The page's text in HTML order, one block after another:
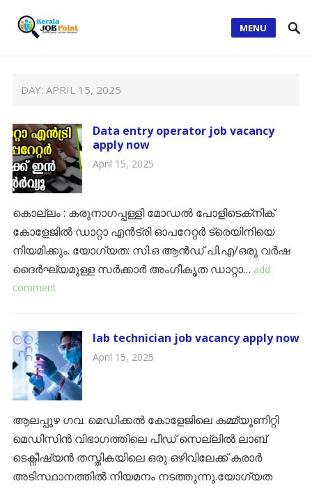
MENU
DAY:APRIL 15, 2025
Data entry operator job vacancy
apply now
April 15, 2025
കൊല്ലം : കരുനാഗപ്പള്ളി മോഡല്‍ പോളിടെക്‌നിക്
കോളേജില്‍ ഡാറ്റാ എന്‍ട്രി ഓപറേറ്റര്‍ ട്രെയിനിയെ
നിയമിക്കും. യോഗ്യത: സി.ഒ ആന്‍ഡ് പി.എ/ഒരു വര്‍ഷ
ദൈര്‍ഘ്യമുള്ള സര്‍ക്കാര്‍ അംഗീകൃത ഡാറ്റാ… add
comment
lab technician job vacancy apply now
April 15, 2025
ആലപ്പുഴ ഗവ. മെഡിക്കൽ കോളേജിലെ കമ്മ്യൂണിറ്റി
മെഡിസിൻ വിഭാഗത്തിലെ പീഡ് സെല്ലിൽ ലാബ്
ടെക്നീഷ്യൻ തസ്തികയിലെ ഒരു ഒഴിവിലേക്ക് കരാർ
അടിസ്ഥാനത്തിൽ നിയമനം നടത്തുന്നു.യോഗ്യത